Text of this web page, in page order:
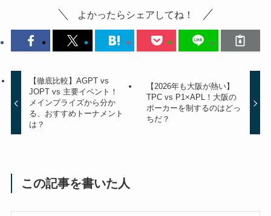
よかったらシェアしてね！
【徹底比較】AGPT vs
JOPT vs 主要イベント！
メインプライズから分か
る、おすすめトーナメント
は？
【2026年も大阪が熱い】
TPC vs P1×APL！大阪の
ポーカーを制するのはどっ
ちだ？
この記事を書いた人